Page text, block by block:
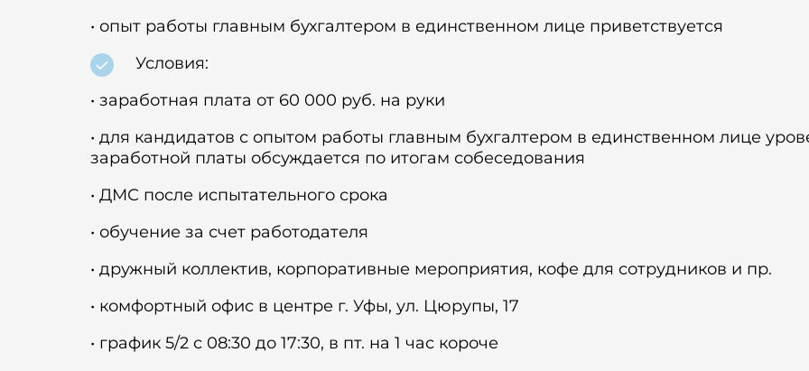
• опыт работы главным бухгалтером в единственном лице приветствуется
Условия:
• заработная плата от 60 000 руб. на руки
• для кандидатов с опытом работы главным бухгалтером в единственном лице
заработной платы обсуждается по итогам собеседования
• ДМС после испытательного срока
• обучение за счет работодателя
• дружный коллектив, корпоративные мероприятия, кофе для сотрудников и пр.
• комфортный офис в центре г. Уфы, ул. Цюрупы, 17
• график 5/2 с 08:30 до 17:30, в пт. на 1 час короче